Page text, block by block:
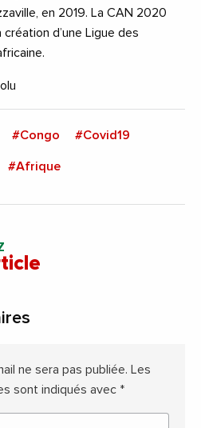
en 2019. La CAN 2020
d’une Ligue des
#Congo #Covid19
#Afrique
ne sera pas publiée. Les
sont indiqués avec *